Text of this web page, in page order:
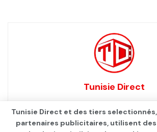
Tunisie Direct
Tunisie Direct et des tiers
partenaires publicitaires, utilisent des